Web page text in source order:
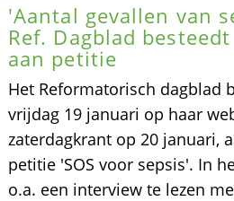
'Aantal gevallen van
Ref. Dagblad
aan petitie
Het Reformatorisch dagblad
vrijdag 19 januari op haar
zaterdagkrant op 20 januari,
petitie 'SOS voor sepsis'. In
o.a. een interview te lezen